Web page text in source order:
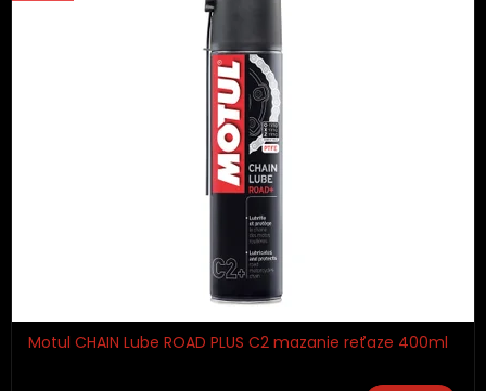
Motul CHAIN Lube ROAD PLUS C2 mazanie reťaze 400ml